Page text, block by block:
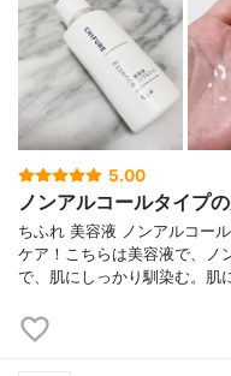
5.00
ノンアルコールタイプ
ちふれ 美容液 ノンアルコー
ケア！こちらは美容液で、ノ
で、肌にしっかり馴染む。肌